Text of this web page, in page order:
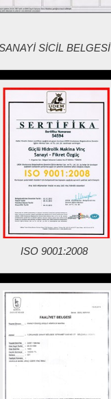
SİCİL BELGESİ
ISO 9001:2008